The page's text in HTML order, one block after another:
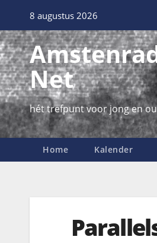
8 augustus 2026
Net
hét trefpunt voor jong en
Home Kalender